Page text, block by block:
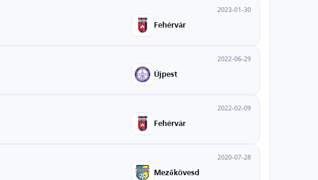
2023-01-30
Fehérvár
2022-06-29
Újpest
2022-02-09
Fehérvár
2020-07-28
Mezőkövesd